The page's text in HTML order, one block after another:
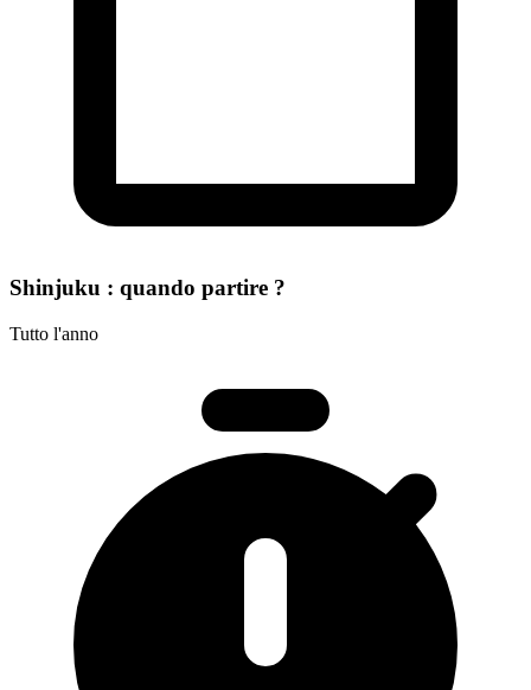
Shinjuku : quando partire ?
Tutto l'anno